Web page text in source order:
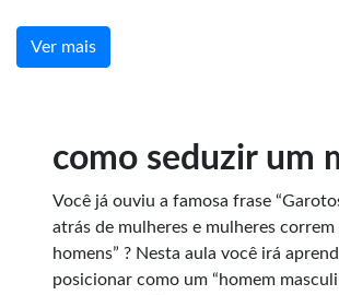
Ver mais
como seduzir um
Você já ouviu a famosa frase
atrás de mulheres e mulheres correm
homens” ? Nesta aula você irá
posicionar como um “homem